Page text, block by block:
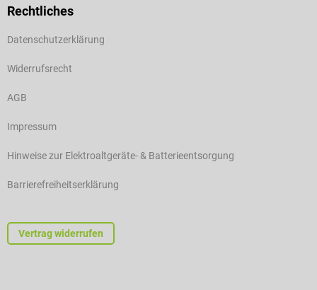
Rechtliches
Datenschutzerklärung
Widerrufsrecht
AGB
Impressum
Hinweise zur Elektroaltgeräte- & Batterieentsorgung
Barrierefreiheitserklärung
Vertrag widerrufen